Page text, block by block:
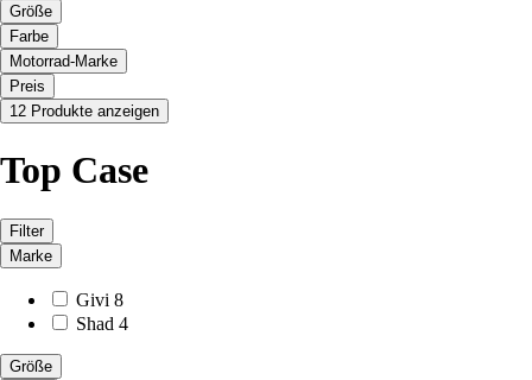
Größe
Farbe
Motorrad-Marke
Preis
12 Produkte anzeigen
Top Case
Filter
Marke
Givi 8
Shad 4
Größe